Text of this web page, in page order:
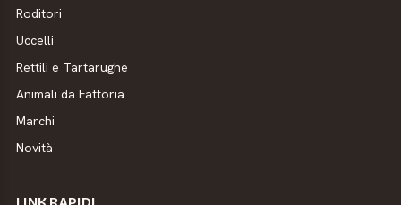
Roditori
Uccelli
Rettili e Tartarughe
Animali da Fattoria
Marchi
Novità